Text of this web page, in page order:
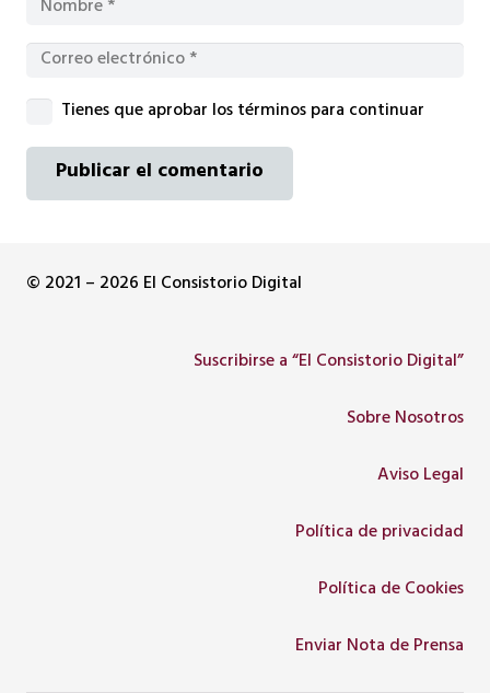
Tienes que aprobar los términos para continuar
Publicar el comentario
© 2021 – 2026 El Consistorio Digital
Suscribirse a “El Consistorio Digital”
Sobre Nosotros
Aviso Legal
Política de privacidad
Política de Cookies
Enviar Nota de Prensa